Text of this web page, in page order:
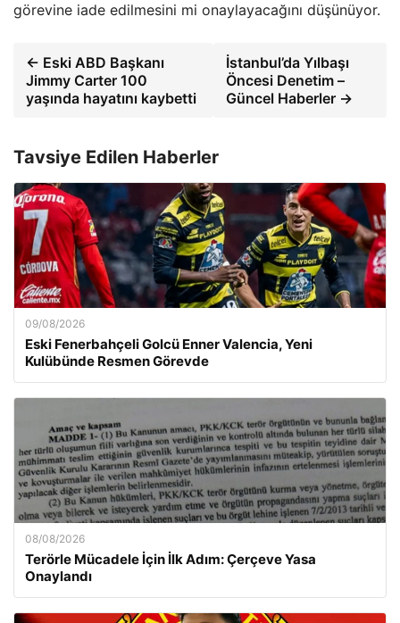
görevine iade edilmesini mi onaylayacağını düşünüyor.
← Eski ABD Başkanı
Jimmy Carter 100
yaşında hayatını kaybetti
İstanbul’da Yılbaşı
Öncesi Denetim –
Güncel Haberler →
Tavsiye Edilen Haberler
09/08/2026
Eski Fenerbahçeli Golcü Enner Valencia, Yeni
Kulübünde Resmen Görevde
08/08/2026
Terörle Mücadele İçin İlk Adım: Çerçeve Yasa
Onaylandı